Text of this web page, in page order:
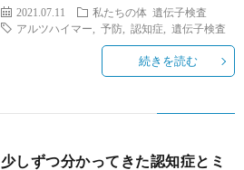
2021.07.11 私たちの体 遺伝子検査
アルツハイマー
予防, 認知症 遺伝子検査
続きを読む
少しずつ分かってきた認知症とミ